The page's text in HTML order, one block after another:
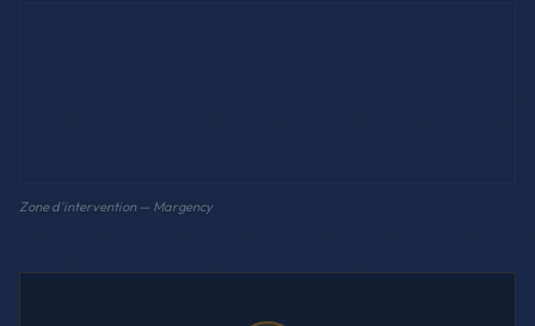
Zone d'intervention — Margency